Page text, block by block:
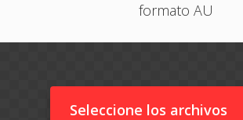
formato AU
Seleccione los archivos